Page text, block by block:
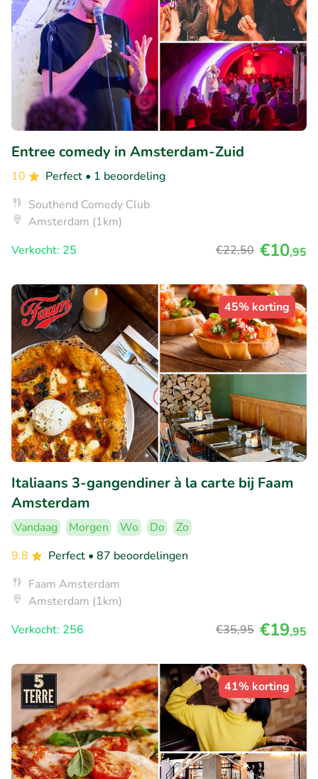
Entree comedy in Amsterdam-Zuid
10 Perfect • 1 beoordeling
Southend Comedy Club
Amsterdam (1km)
Verkocht: 25
€22,50 €10,95
45% korting
Italiaans 3-gangendiner à la carte bij Faam
Amsterdam
Vandaag Morgen Wo Do
Zo
9.8
Perfect • 87 beoordelingen
Faam Amsterdam
Amsterdam (1km)
Verkocht: 256
€35,95 €19,95
41% korting